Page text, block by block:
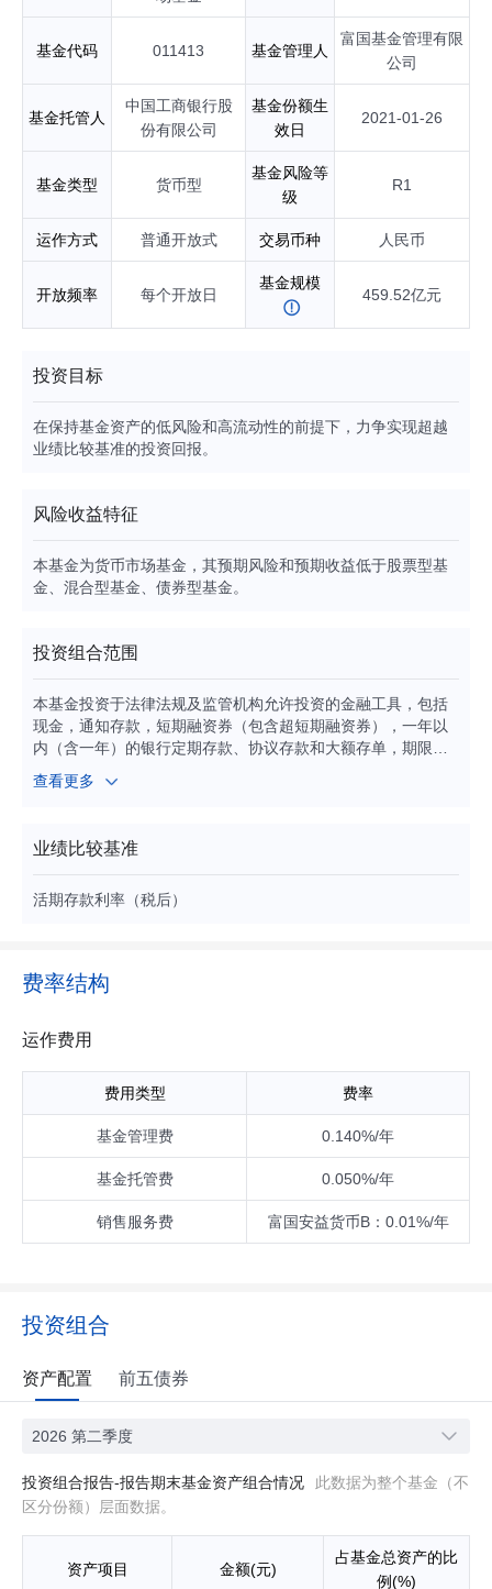
金从业资格。
基金代码 011413 基金管理人
富国基金管理有限
公司
基金托管人
中国工商银行股
份有限公司
基金份额生
效日
2021-01-26
基金类型 货币型
基金风险等
级
R1
运作方式 普通开放式 交易币种 人民币
开放频率 每个开放日
基金规模
459.52亿元
投资目标
在保持基金资产的低风险和高流动性的前提下，力争实现超越
业绩比较基准的投资回报。
风险收益特征
本基金为货币市场基金，其预期风险和预期收益低于股票型基
金、混合型基金、债券型基金。
投资组合范围
本基金投资于法律法规及监管机构允许投资的金融工具，包括
现金，通知存款，短期融资券（包含超短期融资券），一年以
内（含一年）的银行定期存款、协议存款和大额存单，期限在
一年以内（含一年）的债券回购，期限在一年以内（含一年）
的中央银行票据，剩余期限（或回售期限）在397天以内（含3
证监会允许本基金投资的其他固定收益类金融工具。
查看更多
业绩比较基准
活期存款利率（税后）
费率结构
运作费用
费用类型 费率
基金管理费 0.140%/年
基金托管费 0.050%/年
销售服务费 富国安益货币B：0.01%/年
投资组合
资产配置 前五债券
2026 第二季度
投资组合报告-报告期末基金资产组合情况
此数据为整个基金（不
区分份额）层面数据。
资产项目 金额(元)
占基金总资产的比
例(%)